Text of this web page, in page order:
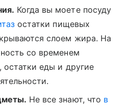
Когда вы моете посуду
остатки пищевых
слоем жира. На
со временем
остатки еды и другие
Не все знают, что в